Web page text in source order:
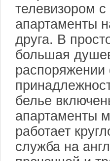
телевизором
апартаменты
друга. В
большая
распоряжении
белье
апартаменты
работает
служба на